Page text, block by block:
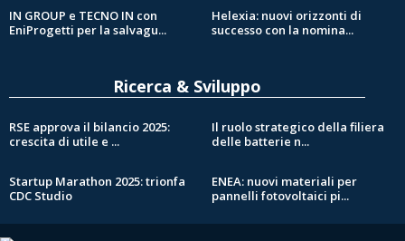
IN GROUP e TECNO IN con
EniProgetti per la salvagu...
Helexia: nuovi orizzonti di
successo con la nomina...
Ricerca & Sviluppo
RSE approva il bilancio 2025:
crescita di utile e ...
Il ruolo strategico della filiera
delle batterie n...
Startup Marathon 2025: trionfa
CDC Studio
ENEA: nuovi materiali per
pannelli fotovoltaici pi...